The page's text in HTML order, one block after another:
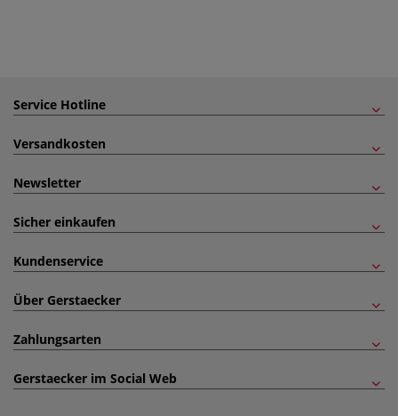
Service Hotline
Versandkosten
Newsletter
Sicher einkaufen
Kundenservice
Über Gerstaecker
Zahlungsarten
Gerstaecker im Social Web